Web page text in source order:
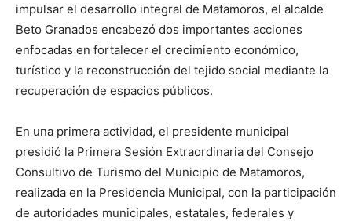
impulsar el desarrollo integral de Matamoros, el alcalde
Beto Granados encabezó dos importantes acciones
enfocadas en fortalecer el crecimiento económico,
turístico y la reconstrucción del tejido social mediante la
recuperación de espacios públicos.
En una primera actividad, el presidente municipal
presidió la Primera Sesión Extraordinaria del Consejo
Consultivo de Turismo del Municipio de Matamoros,
realizada en la Presidencia Municipal, con la participación
de autoridades municipales, estatales, federales y